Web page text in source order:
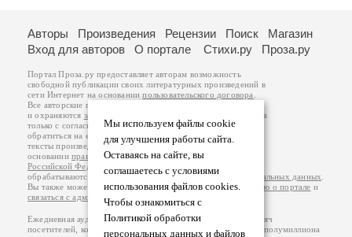
Мы используем файлы cookie
для улучшения работы сайта.
Оставаясь на сайте, вы
соглашаетесь с условиями
использования файлов cookies.
Чтобы ознакомиться с
Политикой обработки
персональных данных и файлов
Авторы Произведения Рецензии Поиск
Магазин
Вход для авторов
О портале Стихи.ру Проза.ру
Портал Проза.ру предоставляет авторам возможность
свободной публикации своих литературных произведений в
сети Интернет на основаниипользовательского договора
Все авторские права на произведения принадлежат авторам
и охраняются законом
. Перепечатка произведений возможна
только с согласия его автора, к которому вы можете
обратиться на его авторской странице. Ответственность за
тексты произведений авторы несут самостоятельно на
основанииправил публикацииизаконодательства
Российской Федерации
обрабатываются на основанииПолитики обработки персональных данных
Вы также можете посмотреть более подробнуюинформацию о портале и
связаться с администрацией
Ежедневная аудитория портала Проза.ру – порядка 100 тысяч
посетителей, которые в общей сумме просматривают более полумиллиона